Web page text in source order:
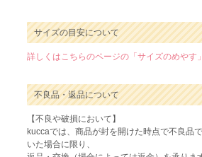
サイズの目安について
詳しくはこちらのページの「サイズのめやす
不良品・返品について
【不良や破損において】
kuccaでは、商品が封を開けた時点で不良品
いた場合に限り、